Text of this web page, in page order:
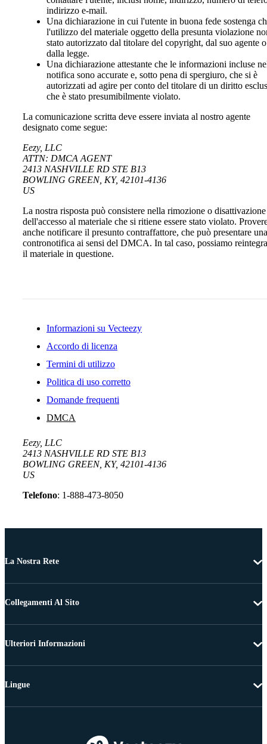
indirizzo e-mail.
Una dichiarazione in cui l'utente in buona fede sostenga
l'utilizzo del materiale oggetto della presunta violazione
stato autorizzato dal titolare del copyright, dal suo agente o
dalla legge.
Una dichiarazione attestante che le informazioni incluse
notifica sono accurate e, sotto pena di spergiuro, che si è
autorizzati ad agire per conto del titolare di un diritto
che è stato presumibilmente violato.
La comunicazione scritta deve essere inviata al nostro agente
designato come segue:
Eezy, LLC
ATTN: DMCA AGENT
2413 NASHVILLE RD STE B13
BOWLING GREEN, KY, 42101-4136
US
La nostra risposta può consistere nella rimozione o disattivazione
dell'accesso al materiale che si ritiene essere stato violato.
anche notificare il presunto contraffattore, che può presentare una
contronotifica ai sensi del DMCA. In tal caso, possiamo
il materiale in questione.
Informazioni su Vecteezy
Accordo di licenza
Termini di utilizzo
Politica di uso corretto
Domande frequenti
DMCA
Eezy, LLC
2413 NASHVILLE RD STE B13
BOWLING GREEN, KY, 42101-4136
US
Telefono: 1-888-473-8050
La Nostra Rete
Collegamenti Al Sito
Ulteriori Informazioni
Lingue